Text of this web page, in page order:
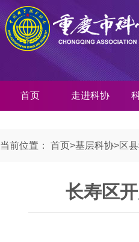
首页 走进科协
当前位置： 首页>基层科协>区
长寿区